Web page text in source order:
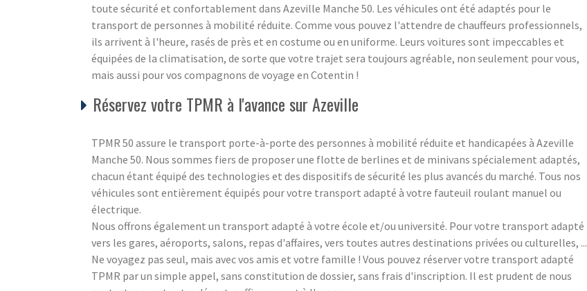
toute sécurité et confortablement dans Azeville Manche 50. Les véhicules ont été adaptés pour le
transport de personnes à mobilité réduite. Comme vous pouvez l'attendre de chauffeurs professionnels,
ils arrivent à l'heure, rasés de près et en costume ou en uniforme. Leurs voitures sont impeccables et
équipées de la climatisation, de sorte que votre trajet sera toujours agréable, non seulement pour vous,
mais aussi pour vos compagnons de voyage en Cotentin !
Réservez votre TPMR à l'avance sur Azeville
TPMR 50 assure le transport porte-à-porte des personnes à mobilité réduite et handicapées à Azeville
Manche 50. Nous sommes fiers de proposer une flotte de berlines et de minivans spécialement adaptés,
chacun étant équipé des technologies et des dispositifs de sécurité les plus avancés du marché. Tous nos
véhicules sont entièrement équipés pour votre transport adapté à votre fauteuil roulant manuel ou
électrique.
Nous offrons également un transport adapté à votre école et/ou université. Pour votre transport adapté
vers les gares, aéroports, salons, repas d'affaires, vers toutes autres destinations privées ou culturelles, ...
Ne voyagez pas seul, mais avec vos amis et votre famille ! Vous pouvez réserver votre transport adapté
TPMR par un simple appel, sans constitution de dossier, sans frais d'inscription. Il est prudent de nous